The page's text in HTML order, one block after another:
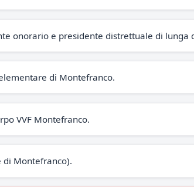
onorario e presidente distrettuale di lunga
di Montefranco.
VVF Montefranco.
di Montefranco).